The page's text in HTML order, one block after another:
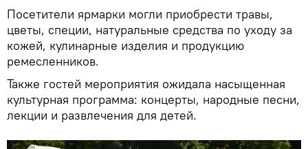
Посетители ярмарки могли приобрести травы,
цветы, специи, натуральные средства по уходу за
кожей, кулинарные изделия и продукцию
ремесленников.
Также гостей мероприятия ожидала насыщенная
культурная программа: концерты, народные песни,
лекции и развлечения для детей.